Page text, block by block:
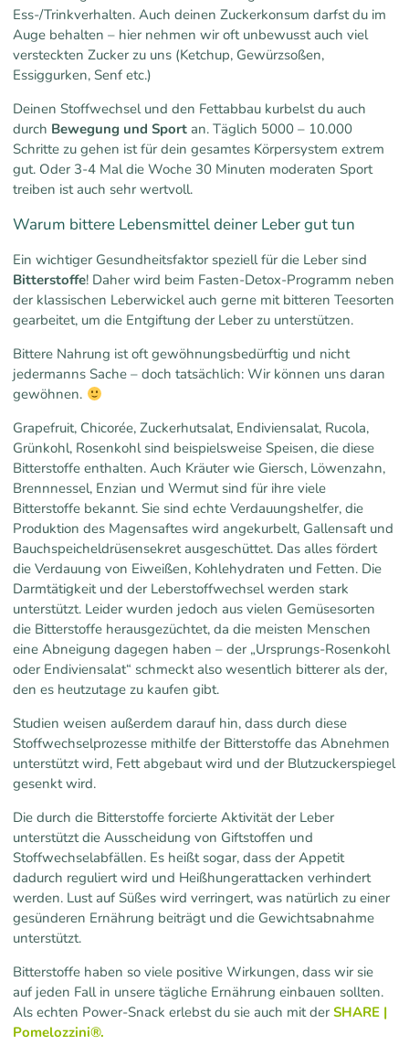
Ess-/Trinkverhalten. Auch deinen Zuckerkonsum darfst du im
Auge behalten – hier nehmen wir oft unbewusst auch viel
versteckten Zucker zu uns (Ketchup, Gewürzsoßen,
Essiggurken, Senf etc.)
Deinen Stoffwechsel und den Fettabbau kurbelst du auch
durch Bewegung und Sport an. Täglich 5000 – 10.000
Schritte zu gehen ist für dein gesamtes Körpersystem extrem
gut. Oder 3-4 Mal die Woche 30 Minuten moderaten Sport
treiben ist auch sehr wertvoll.
Warum bittere Lebensmittel deiner Leber gut tun
Ein wichtiger Gesundheitsfaktor speziell für die Leber sind
Bitterstoffe! Daher wird beim Fasten-Detox-Programm neben
der klassischen Leberwickel auch gerne mit bitteren Teesorten
gearbeitet, um die Entgiftung der Leber zu unterstützen.
Bittere Nahrung ist oft gewöhnungsbedürftig und nicht
jedermanns Sache – doch tatsächlich: Wir können uns daran
gewöhnen.
Grapefruit, Chicorée, Zuckerhutsalat, Endiviensalat, Rucola,
Grünkohl, Rosenkohl sind beispielsweise Speisen, die diese
Bitterstoffe enthalten. Auch Kräuter wie Giersch, Löwenzahn,
Brennnessel, Enzian und Wermut sind für ihre viele
Bitterstoffe bekannt. Sie sind echte Verdauungshelfer, die
Produktion des Magensaftes wird angekurbelt, Gallensaft und
Bauchspeicheldrüsensekret ausgeschüttet. Das alles fördert
die Verdauung von Eiweißen, Kohlehydraten und Fetten. Die
Darmtätigkeit und der Leberstoffwechsel werden stark
unterstützt. Leider wurden jedoch aus vielen Gemüsesorten
die Bitterstoffe herausgezüchtet, da die meisten Menschen
eine Abneigung dagegen haben – der „Ursprungs-Rosenkohl
oder Endiviensalat“ schmeckt also wesentlich bitterer als der,
den es heutzutage zu kaufen gibt.
Studien weisen außerdem darauf hin, dass durch diese
Stoffwechselprozesse mithilfe der Bitterstoffe das Abnehmen
unterstützt wird, Fett abgebaut wird und der Blutzuckerspiegel
gesenkt wird.
Die durch die Bitterstoffe forcierte Aktivität der Leber
unterstützt die Ausscheidung von Giftstoffen und
Stoffwechselabfällen. Es heißt sogar, dass der Appetit
dadurch reguliert wird und Heißhungerattacken verhindert
werden. Lust auf Süßes wird verringert, was natürlich zu einer
gesünderen Ernährung beiträgt und die Gewichtsabnahme
unterstützt.
Bitterstoffe haben so viele positive Wirkungen, dass wir sie
auf jeden Fall in unsere tägliche Ernährung einbauen sollten.
Als echten Power-Snack erlebst du sie auch mit derSHARE |
Pomelozzini®.